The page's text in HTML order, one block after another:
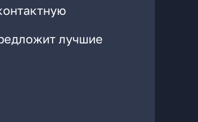
лучшие